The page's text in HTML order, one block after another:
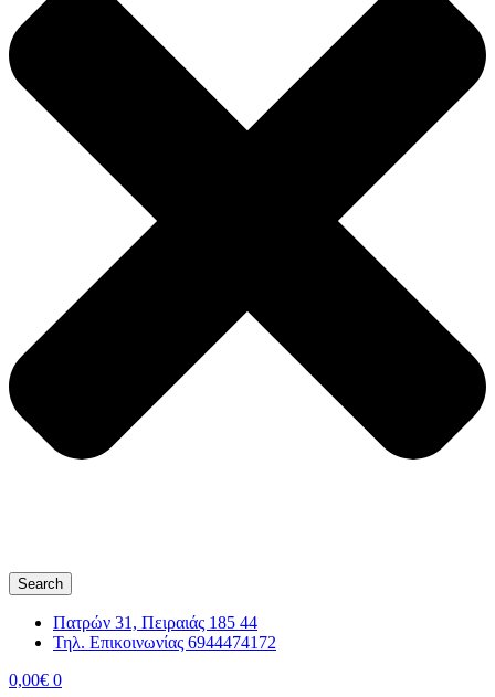
Search
Πατρών 31, Πειραιάς 185 44
Τηλ. Επικοινωνίας 6944474172
0,00€ 0